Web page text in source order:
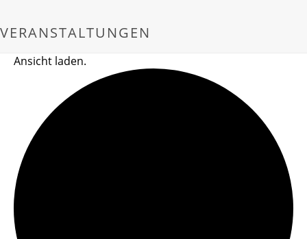
VERANSTALTUNGEN
Ansicht laden.